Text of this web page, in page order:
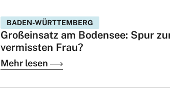
BADEN-WÜRTTEMBERG
Großeinsatz am Bodensee: Spur
vermissten Frau?
Mehr lesen